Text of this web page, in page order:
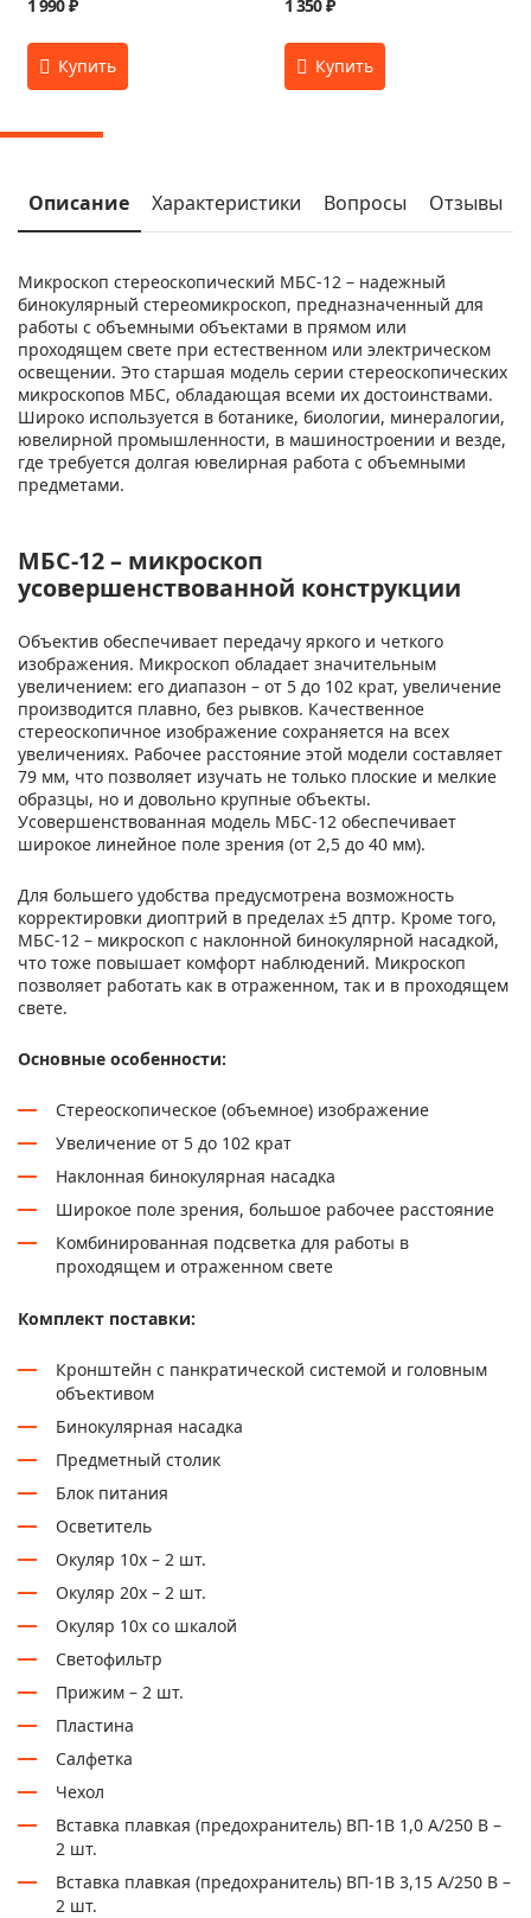
1 990 ₽ 1 350 ₽
Описание Характеристики Вопросы Отзывы
Микроскоп стереоскопический МБС-12 – надежный
бинокулярный стереомикроскоп, предназначенный для
работы с объемными объектами в прямом или
проходящем свете при естественном или электрическом
освещении. Это старшая модель серии стереоскопических
микроскопов МБС, обладающая всеми их достоинствами.
Широко используется в ботанике, биологии, минералогии,
ювелирной промышленности, в машиностроении и везде,
где требуется долгая ювелирная работа с объемными
предметами.
МБС-12 – микроскоп
усовершенствованной конструкции
Объектив обеспечивает передачу яркого и четкого
изображения. Микроскоп обладает значительным
увеличением: его диапазон – от 5 до 102 крат, увеличение
производится плавно, без рывков. Качественное
стереоскопичное изображение сохраняется на всех
увеличениях. Рабочее расстояние этой модели составляет
79 мм, что позволяет изучать не только плоские и мелкие
образцы, но и довольно крупные объекты.
Усовершенствованная модель МБС-12 обеспечивает
широкое линейное поле зрения (от 2,5 до 40 мм).
Для большего удобства предусмотрена возможность
корректировки диоптрий в пределах ±5 дптр. Кроме того,
МБС-12 – микроскоп с наклонной бинокулярной насадкой,
что тоже повышает комфорт наблюдений. Микроскоп
позволяет работать как в отраженном, так и в проходящем
свете.
Основные особенности:
Стереоскопическое (объемное) изображение
Увеличение от 5 до 102 крат
Наклонная бинокулярная насадка
Широкое поле зрения, большое рабочее расстояние
Комбинированная подсветка для работы в
проходящем и отраженном свете
Комплект поставки:
Кронштейн с панкратической системой и головным
объективом
Бинокулярная насадка
Предметный столик
Блок питания
Осветитель
Окуляр 10х – 2 шт.
Окуляр 20х – 2 шт.
Окуляр 10х со шкалой
Светофильтр
Прижим – 2 шт.
Пластина
Салфетка
Чехол
Вставка плавкая (предохранитель) ВП-1В 1,0 А/250 В –
2 шт.
Вставка плавкая (предохранитель) ВП-1В 3,15 А/250 В –
2 шт.